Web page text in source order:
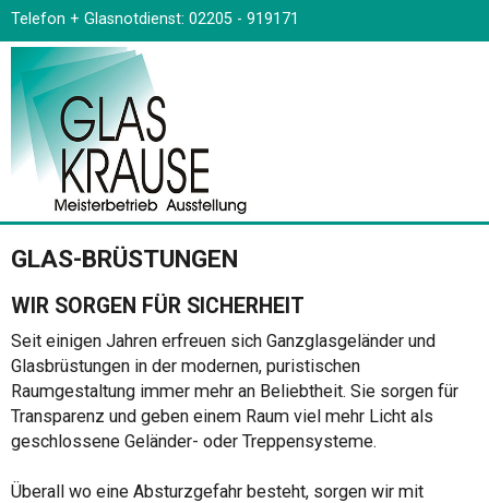
Telefon + Glasnotdienst: 02205 - 919171
GLAS-BRÜSTUNGEN
WIR SORGEN FÜR SICHERHEIT
Seit einigen Jahren erfreuen sich Ganzglasgeländer und
Glasbrüstungen in der modernen, puristischen
Raumgestaltung immer mehr an Beliebtheit. Sie sorgen für
Transparenz und geben einem Raum viel mehr Licht als
geschlossene Geländer- oder Treppensysteme.
Überall wo eine Absturzgefahr besteht, sorgen wir mit